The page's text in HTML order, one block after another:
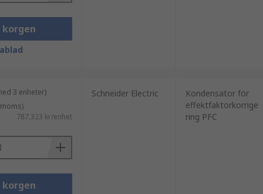
korgen
3 enheter)
787,323 kr/enhet
korgen
Schneider Electric
Kondensator för
effektfaktorkorrige
ring PFC